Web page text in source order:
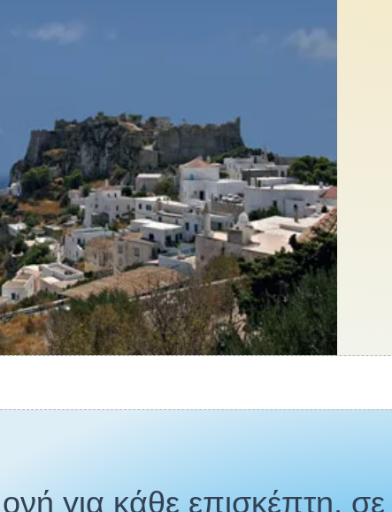
για κάθε επισκέπτη, σε